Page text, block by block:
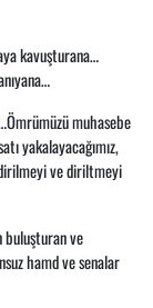
kavuşturana…
muhasebe
yakalayacağımız,
ve diriltmeyi
buluşturan ve
hamd ve senalar